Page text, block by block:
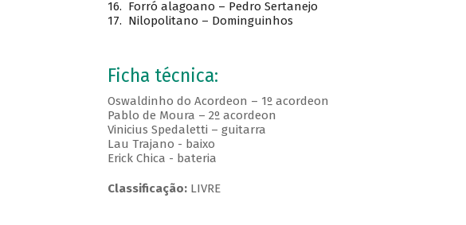
16. Forró alagoano – Pedro Sertanejo
17. Nilopolitano – Dominguinhos
Ficha técnica:
Oswaldinho do Acordeon – 1º acordeon
Pablo de Moura – 2º acordeon
Vinicius Spedaletti – guitarra
Lau Trajano - baixo
Erick Chica - bateria
Classificação:LIVRE